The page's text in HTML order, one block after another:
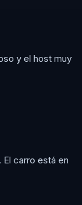
y el host muy
carro está en